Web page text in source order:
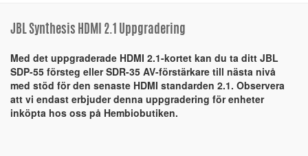
JBL Synthesis HDMI 2.1 Uppgradering
Med det uppgraderade HDMI 2.1-kortet kan du ta ditt JBL
SDP-55 försteg eller SDR-35 AV-förstärkare till nästa nivå
med stöd för den senaste HDMI standarden 2.1. Observera
att vi endast erbjuder denna uppgradering för enheter
inköpta hos oss på Hembiobutiken.